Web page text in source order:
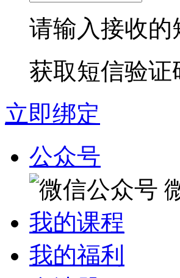
请输入接收的
获取短信验证
立即绑定
公众号
我的课程
我的福利